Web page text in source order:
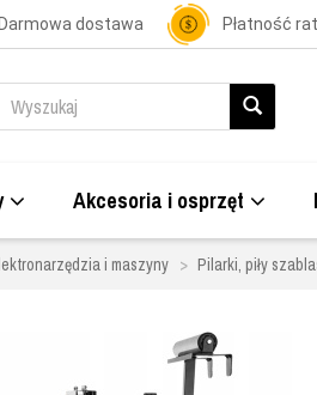
Darmowa dostawa Płatność
Akcesoria i osprzęt
i maszyny Pilarki, piły